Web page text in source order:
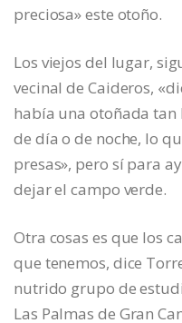
preciosa» este otoño.
Los viejos del lugar,
vecinal de Caideros,
había una otoñada tan
de día o de noche, lo
presas», pero sí para
dejar el campo verde.
Otra cosas es que los
que tenemos, dice
nutrido grupo de
Las Palmas de Gran